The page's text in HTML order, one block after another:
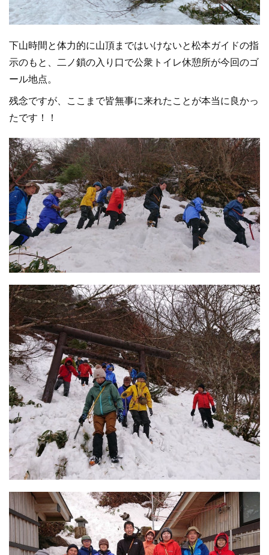
下山時間と体力的に山頂まではいけないと松本ガイドの指
示のもと、二ノ鎖の入り口で公衆トイレ休憩所が今回のゴ
ール地点。
残念ですが、ここまで皆無事に来れたことが本当に良かっ
たです！！